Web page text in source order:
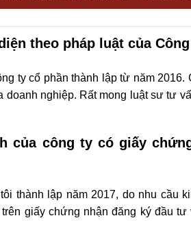
theo pháp luật của
ty cổ phần thành lập từ năm 2016.
nghiệp. Rất mong luật sư tư
của công ty có giấy
thành lập năm 2017, do nhu cầu
giấy chứng nhận đăng ký đầu